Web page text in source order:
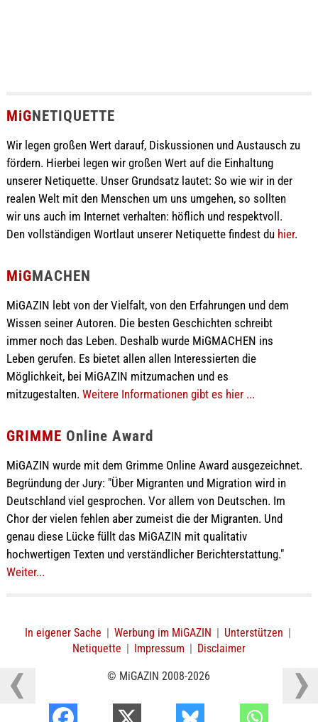
MiGNETIQUETTE
Wir legen großen Wert darauf, Diskussionen und Austausch zu
fördern. Hierbei legen wir großen Wert auf die Einhaltung
unserer Netiquette. Unser Grundsatz lautet: So wie wir in der
realen Welt mit den Menschen um uns umgehen, so sollten
wir uns auch im Internet verhalten: höflich und respektvoll.
Den vollständigen Wortlaut unserer Netiquette findest du hier.
MiGMACHEN
MiGAZIN lebt von der Vielfalt, von den Erfahrungen und dem
Wissen seiner Autoren. Die besten Geschichten schreibt
immer noch das Leben. Deshalb wurde MiGMACHEN ins
Leben gerufen. Es bietet allen allen Interessierten die
Möglichkeit, bei MiGAZIN mitzumachen und es
mitzugestalten. Weitere Informationen gibt es hier ...
GRIMME Online Award
MiGAZIN wurde mit dem Grimme Online Award ausgezeichnet.
Begründung der Jury: "Über Migranten und Migration wird in
Deutschland viel gesprochen. Vor allem von Deutschen. Im
Chor der vielen fehlen aber zumeist die der Migranten. Und
genau diese Lücke füllt das MiGAZIN mit qualitativ
hochwertigen Texten und verständlicher Berichterstattung."
Weiter...
In eigener Sache | Werbung im MiGAZIN | Unterstützen |
Netiquette | Impressum | Disclaimer
© MiGAZIN 2008-2026